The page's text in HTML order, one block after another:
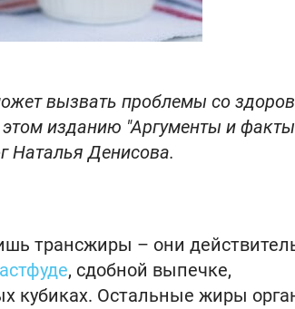
вызвать проблемы со
изданию "Аргументы и
Наталья Денисова.
трансжиры – они
, сдобной выпечке,
кубиках. Остальные жиры